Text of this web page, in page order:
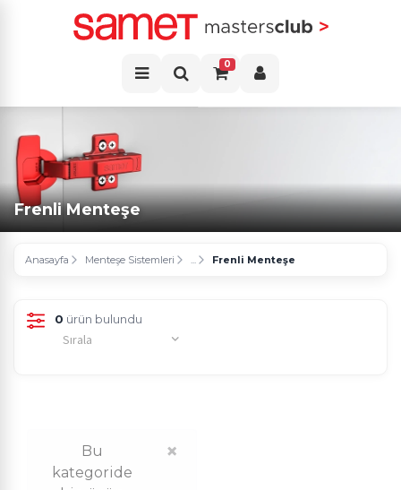
0
Frenli Menteşe
Anasayfa Menteşe Sistemleri ... Frenli Menteşe
0 ürün bulundu
Sırala
Bu
kategoride
×